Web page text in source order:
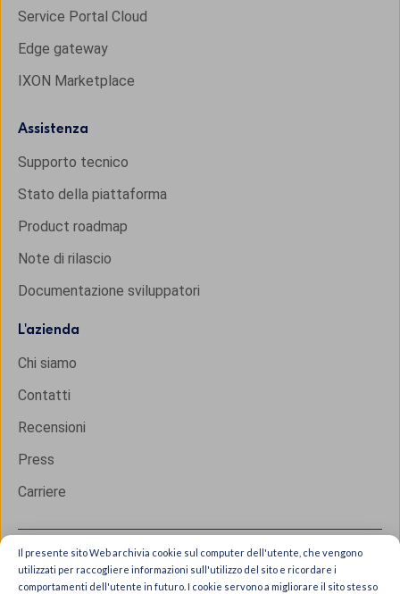
Il presente sito Web archivia cookie sul computer dell'utente, che vengono
utilizzati per raccogliere informazioni sull'utilizzo del sito e ricordare i
comportamenti dell'utente in futuro. I cookie servono a migliorare il sito stesso
Service Portal Cloud
Edge gateway
IXON Marketplace
Assistenza
Supporto tecnico
Stato della piattaforma
Product roadmap
Note di rilascio
Documentazione sviluppatori
L'azienda
Chi siamo
Contatti
Recensioni
Press
Carriere
Copyright © 2026 IXON B.V. All rights reserved.
Trust Center